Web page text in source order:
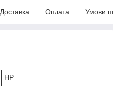
Доставка Оплата Умови
HP